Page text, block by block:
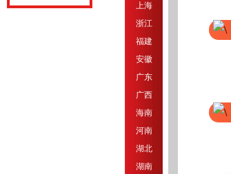
上海
浙江
福建
安徽
广东
广西
海南
河南
湖北
湖南